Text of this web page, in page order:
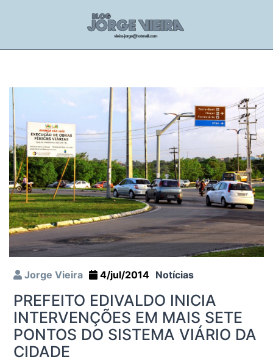
Jorge Vieira 4/jul/2014 Notícias
PREFEITO EDIVALDO INICIA
INTERVENÇÕES EM MAIS SETE
PONTOS DO SISTEMA VIÁRIO DA
CIDADE